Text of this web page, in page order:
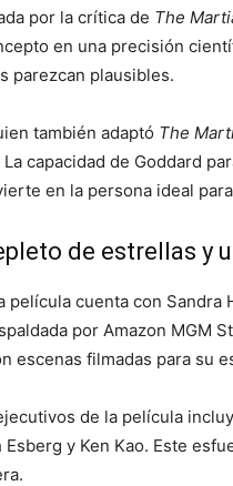
por la crítica de The
en una precisión
parezcan plausibles.
también adaptó The
La capacidad de Goddard
en la persona ideal
de estrellas y
película cuenta con Sandra
por Amazon MGM
escenas filmadas para su
de la película
Esberg y Ken Kao. Este